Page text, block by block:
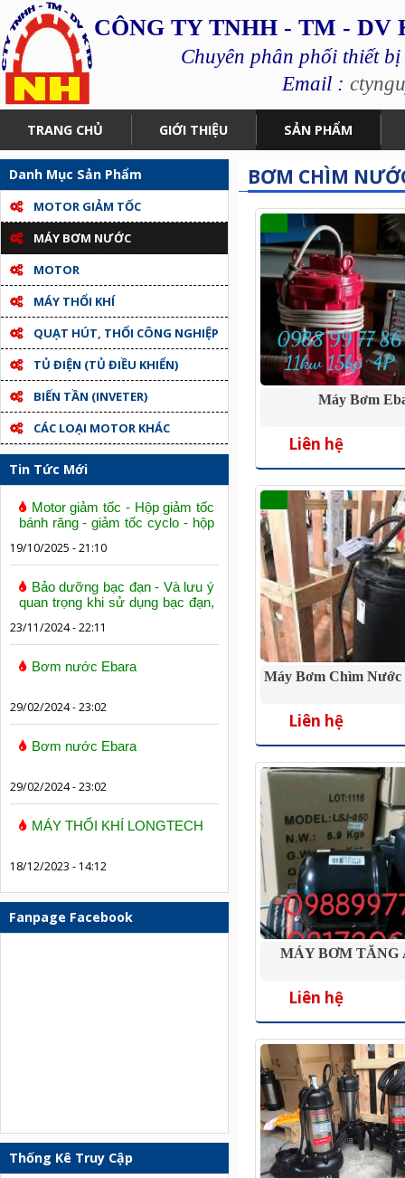
CÔNG TY TNHH - TM -
Chuyên phân phối thiết
Email :
TRANG CHỦ GIỚI THIỆU SẢN PHẨM
Danh Mục Sản Phẩm
MOTOR GIẢM TỐC
MÁY BƠM NƯỚC
MOTOR
MÁY THỔI KHÍ
QUẠT HÚT, THỔI CÔNG NGHIỆP
TỦ ĐIỆN (TỦ ĐIỀU KHIỂN)
BIẾN TẦN (INVETER)
CÁC LOẠI MOTOR KHÁC
Tin Tức Mới
Motor giảm tốc - Hộp giảm tốc
bánh răng - giảm tốc cyclo - hộp
19/10/2025 - 21:10
Bảo dưỡng bạc đạn - Và lưu ý
quan trọng khi sử dụng bạc đạn,
23/11/2024 - 22:11
Bơm nước Ebara
29/02/2024 - 23:02
Bơm nước Ebara
29/02/2024 - 23:02
MÁY THỔI KHÍ LONGTECH
18/12/2023 - 14:12
Fanpage Facebook
Thống Kê Truy Cập
BƠM CHÌM
Máy Bơm
Liên hệ
Máy Bơm Chìm
Liên hệ
MÁY BƠM TĂNG
Liên hệ